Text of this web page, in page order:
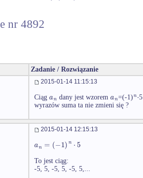
nr 4892
Zadanie / Rozwiązanie
2015-01-14 11:15:13
Ciąg an dany jest wzorem an=(-1)n⋅
wyrazów suma ta nie zmieni się ?
2015-01-14 12:15:13
an = (−1) n ⋅5
To jest ciąg:
-5, 5, -5, 5, -5, 5,...